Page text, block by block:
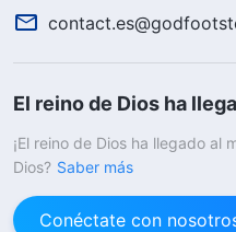
El reino de Dios ha
¡El reino de Dios ha llegado al
Dios? Saber más
Conéctate con